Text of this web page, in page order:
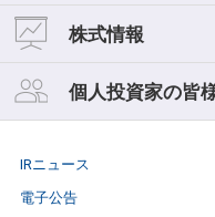
中期経営計画
事業等のリスク
役員紹介
キャッシュフロー
セグメント情報
IR資料一覧
決算説明会
スモールミーティ
株式情報
株式情報
株主総会
個人投資家の皆
個人投資家説明会
IRニュース
電子公告